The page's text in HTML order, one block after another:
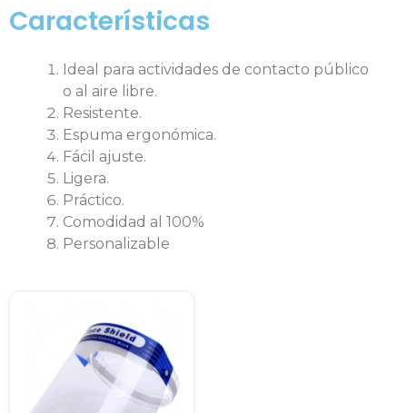
Características
Ideal para actividades de contacto público
o al aire libre.
Resistente.
Espuma ergonómica.
Fácil ajuste.
Ligera.
Práctico.
Comodidad al 100%
Personalizable